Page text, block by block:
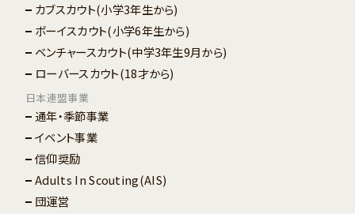
カブスカウト(小学3年生から)
ボーイスカウト(小学6年生から)
ベンチャースカウト(中学3年生9月から)
ローバースカウト(18才から)
日本連盟事業
通年・季節事業
イベント事業
信仰奨励
Adults In Scouting(AIS)
団運営